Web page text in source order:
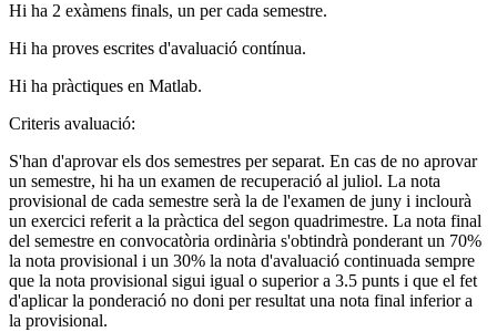
Hi ha 2 exàmens finals, un per cada semestre.
Hi ha proves escrites d'avaluació contínua.
Hi ha pràctiques en Matlab.
Criteris avaluació:
S'han d'aprovar els dos semestres per separat. En cas de no aprovar
un semestre, hi ha un examen de recuperació al juliol. La nota
provisional de cada semestre serà la de l'examen de juny i inclourà
un exercici referit a la pràctica del segon quadrimestre. La nota final
del semestre en convocatòria ordinària s'obtindrà ponderant un 70%
la nota provisional i un 30% la nota d'avaluació continuada sempre
que la nota provisional sigui igual o superior a 3.5 punts i que el fet
d'aplicar la ponderació no doni per resultat una nota final inferior a
la provisional.